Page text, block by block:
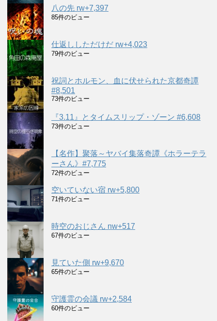
八の先 rw+7,397
85件のビュー
仕返ししただけだ rw+4,023
79件のビュー
祝詞とホルモン、血に伏せられた京都奇譚
#8,501
73件のビュー
『3.11』とタイムスリップ・ゾーン #6,608
73件のビュー
【名作】聚落～ヤバイ集落奇譚《ホラーテラ
ーさん》#7,775
72件のビュー
空いていない宿 rw+5,800
71件のビュー
時空のおじさん nw+517
67件のビュー
見ていた側 rw+9,670
65件のビュー
守護霊の会議 rw+2,584
60件のビュー